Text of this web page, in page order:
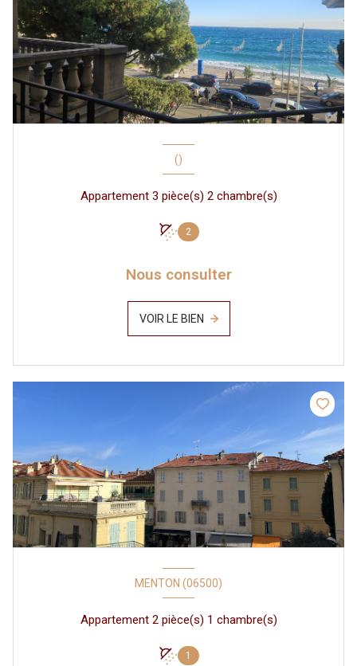
()
Appartement 3 pièce(s) 2 chambre(s)
2
Nous consulter
VOIR LE BIEN
MENTON (06500)
Appartement 2 pièce(s) 1 chambre(s)
1